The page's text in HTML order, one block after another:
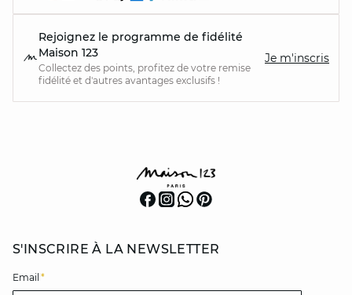
Rejoignez le programme de fidélité
Maison 123
Collectez des points, profitez de votre remise
fidélité et d'autres avantages exclusifs !
Je m'inscris
S'INSCRIRE À LA NEWSLETTER
Email *